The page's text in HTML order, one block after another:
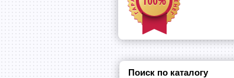
Поиск по каталогу